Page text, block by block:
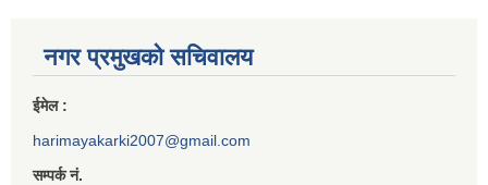
नगर प्रमुखको सचिवालय
ईमेल :
harimayakarki2007@gmail.com
सम्पर्क नं.